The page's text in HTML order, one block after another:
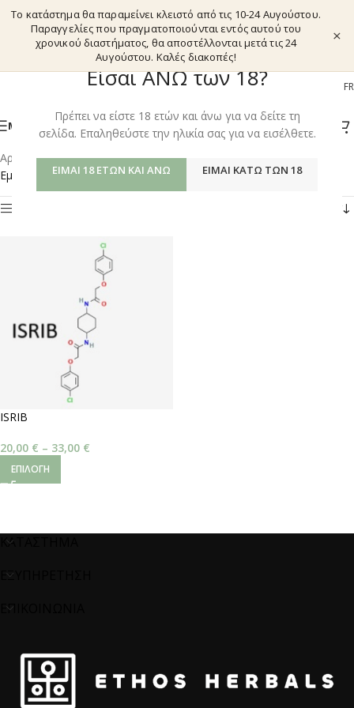
Είσαι ΑΝΩ των 18?
Πρέπει να είστε 18 ετών και άνω για να δείτε τη
σελίδα. Επαληθεύστε την ηλικία σας για να εισέλθετε.
ΕΊΜΑΙ 18 ΕΤΏΝ ΚΑΙ ΆΝΩ ΕΊΜΑΙ ΚΆΤΩ ΤΩΝ 18
Το κατάστημα θα παραμείνει κλειστό από τις 10-24 Αυγούστου.
Παραγγελίες που πραγματοποιούνται εντός αυτού του
χρονικού διαστήματος, θα αποστέλλονται μετά τις 24
Αυγούστου. Καλές διακοπές!
×
EL FR
ΜΕΝΟΎ
Αρχική σελίδα/Shop/Προϊόντα με ετικέτα “ISRIB”
Εμφάνιση του μοναδικού αποτελέσματος
ISRIB
20,00 € – 33,00 €
ΕΠΙΛΟΓΉ
ΚΑΤΑΣΤΗΜΑ
ΕΞΥΠΗΡΕΤΗΣΗ
ΕΠΙΚΟΙΝΩΝΙΑ